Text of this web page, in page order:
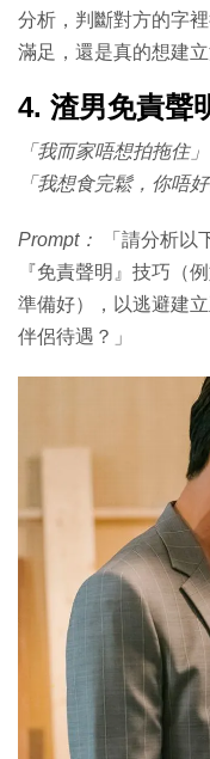
分析，判斷對方的字
滿足，還是真的想建
4. 渣男免責聲
「我而家唔想拍拖住
「我想食完鬆，你唔
Prompt：
「請分析
『免責聲明』技巧（
準備好），以逃避建
伴侶待遇？」